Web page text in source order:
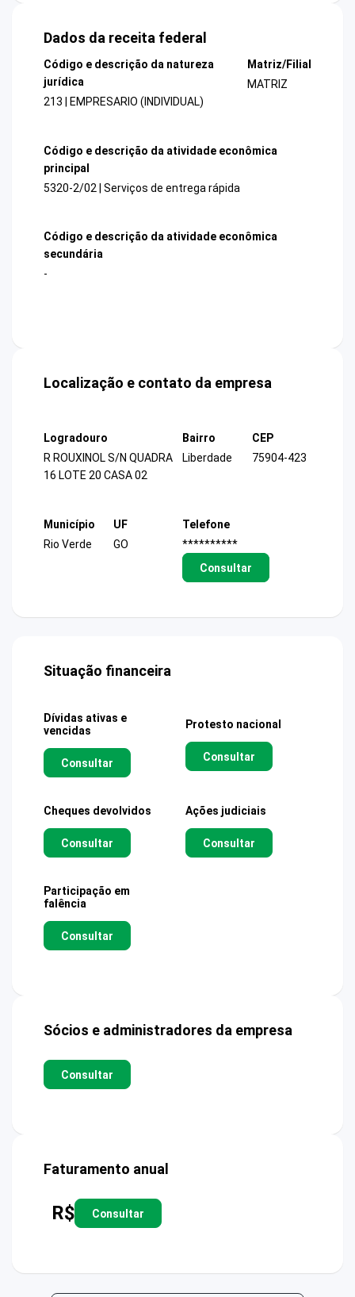
Dados da receita federal
Código e descrição da natureza
jurídica
213 | EMPRESARIO (INDIVIDUAL)
Matriz/Filial
MATRIZ
Código e descrição da atividade econômica
principal
5320-2/02 | Serviços de entrega rápida
Código e descrição da atividade econômica
secundária
-
Localização e contato da empresa
Logradouro
R ROUXINOL S/N QUADRA
16 LOTE 20 CASA 02
Bairro
Liberdade
CEP
75904-423
Município
Rio Verde
UF
GO
Telefone
**********
Consultar
Situação financeira
Dívidas ativas e
vencidas
Consultar
Protesto nacional
Consultar
Cheques devolvidos
Consultar
Ações judiciais
Consultar
Participação em
falência
Consultar
Sócios e administradores da empresa
Consultar
Faturamento anual
R$ Consultar